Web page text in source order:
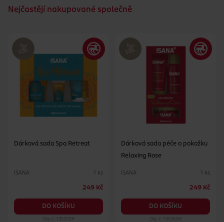
Nejčastějí nakupované společně
Dárková sada Spa Retreat
ISANA 1 ks
249 Kč
DO KOŠÍKU
Obj. č.: 1353709
Dárková sada péče o pokožku
Relaxing Rose
ISANA 1 ks
249 Kč
DO KOŠÍKU
Obj. č.: 1353686